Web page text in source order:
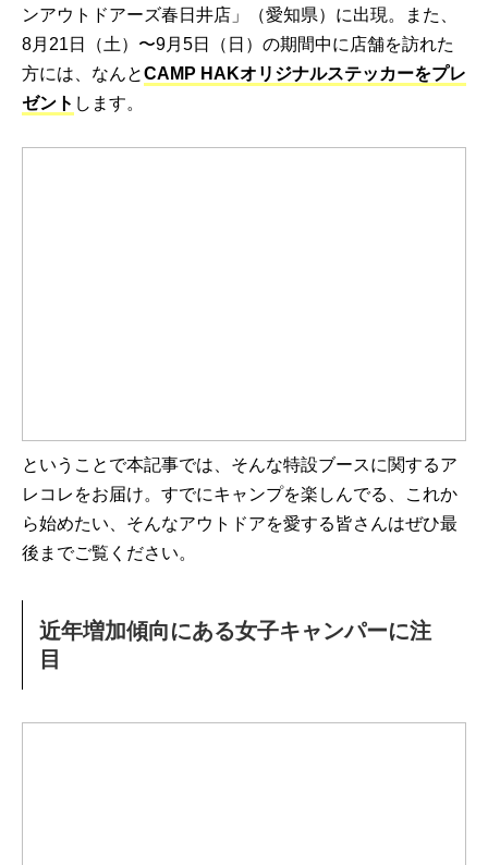
ンアウトドアーズ春日井店」（愛知県）に出現。また、
8月21日（土）〜9月5日（日）の期間中に店舗を訪れた
方には、なんとCAMP HAKオリジナルステッカーをプレ
ゼント します。
ということで本記事では、そんな特設ブースに関するア
レコレをお届け。すでにキャンプを楽しんでる、これか
ら始めたい、そんなアウトドアを愛する皆さんはぜひ最
後までご覧ください。
近年増加傾向にある女子キャンパーに注
目